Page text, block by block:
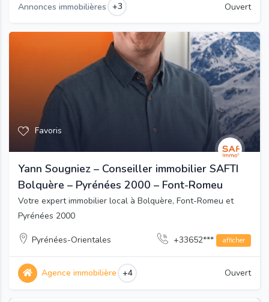
Annonces immobilières +3 Ouvert
Favoris
Yann Sougniez – Conseiller immobilier SAFTI
Bolquère – Pyrénées 2000 – Font-Romeu
Votre expert immobilier local à Bolquère, Font-Romeu et
Pyrénées 2000
Pyrénées-Orientales +33652*** afficher
Agence immobilière +4 Ouvert